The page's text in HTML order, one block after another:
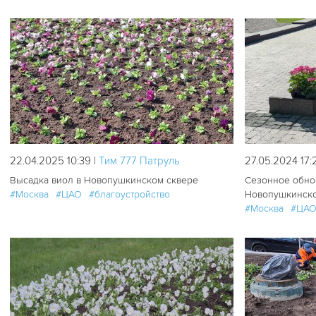
220 0
283 1
22.04.2025 10:39 | Tим 777 Патруль
Высадка виол в Новопушкинском сквере
#Москва #ЦАО #благоустройство
27.05.2024
Сезонное
#Москва #ЦАО